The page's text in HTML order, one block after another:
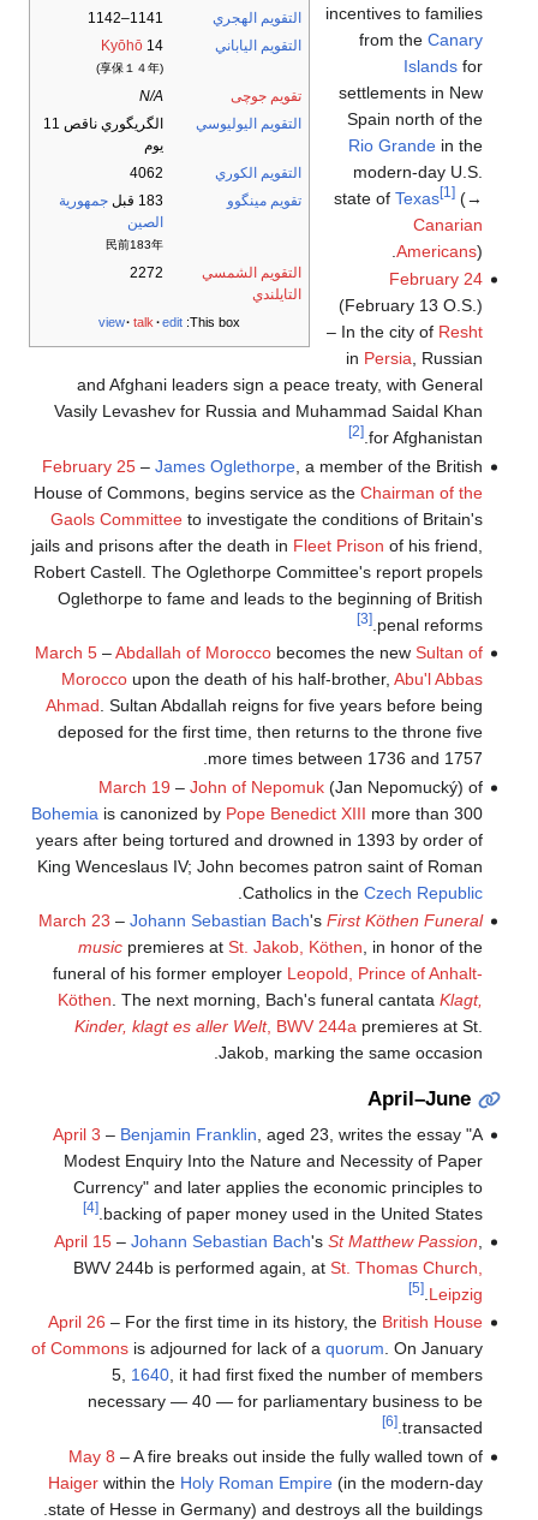
التقويم الهجري
1141–1142
التقويم الياباني
Kyōhō 14
(享保１４年)
تقويم جوچى
N/A
التقويم اليوليوسي
الگريگوري ناقص 11
يوم
التقويم الكوري
4062
تقويم مينگوو
183 قبل
جمهورية
الصين
民前183年
التقويم الشمسي
التايلندي
2272
This box:
view talk edit
incentives to families
from the Canary
Islandsfor
settlements in New
Spain north of the
Rio Grandein the
modern-day U.S.
state of Texas [1](→
Canarian
Americans).
February 24
(February 13 O.S.)
– In the city of Resht
in Persia, Russian
and Afghani leaders sign a peace treaty, with General
Vasily Levashev for Russia and Muhammad Saidal Khan
for Afghanistan.
[2]
February 25– James Oglethorpe, a member of the British
House of Commons, begins service as the Chairman of the
Gaols Committeeto investigate the conditions of Britain's
jails and prisons after the death in Fleet Prison of his friend,
Robert Castell. The Oglethorpe Committee's report propels
Oglethorpe to fame and leads to the beginning of British
penal reforms.
[3]
March 5–Abdallah of Moroccobecomes the new Sultan of
Moroccoupon the death of his half-brother, Abu'l Abbas
Ahmad . Sultan Abdallah reigns for five years before being
deposed for the first time, then returns to the throne five
more times between 1736 and 1757.
March 19 – John of Nepomuk(Jan Nepomucký) of
Bohemia is canonized by Pope Benedict XIII more than 300
years after being tortured and drowned in 1393 by order of
King Wenceslaus IV; John becomes patron saint of Roman
Catholics in the Czech Republic
March 23 – Johann Sebastian Bach's First Köthen Funeral
musicpremieres at St. Jakob, Köthen , in honor of the
funeral of his former employer Leopold, Prince of Anhalt-
Köthen . The next morning, Bach's funeral cantata Klagt,
Kinder, klagt es aller Welt, BWV 244a premieres at St.
Jakob, marking the same occasion.
April–June
April 3 – Benjamin Franklin , aged 23, writes the essay "A
Modest Enquiry Into the Nature and Necessity of Paper
Currency" and later applies the economic principles to
backing of paper money used in the United States.
[4]
April 15– Johann Sebastian Bach's St Matthew Passion
BWV 244b is performed again, at St. Thomas Church,
Leipzig
.
[5]
April 26 – For the first time in its history, the British House
of Commonsis adjourned for lack of a quorum. On January
5, 1640, it had first fixed the number of members
necessary — 40 — for parliamentary business to be
transacted.
[6]
May 8 – A fire breaks out inside the fully walled town of
Haigerwithin the Holy Roman Empire(in the modern-day
state of Hesse in Germany) and destroys all the buildings.